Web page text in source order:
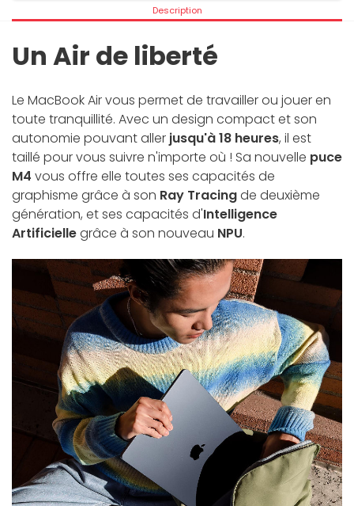
Description
Un Air de liberté
Le MacBook Air vous permet de travailler ou jouer en
toute tranquillité. Avec un design compact et son
autonomie pouvant aller jusqu'à 18 heures, il est
taillé pour vous suivre n'importe où ! Sa nouvelle puce
M4 vous offre elle toutes ses capacités de
graphisme grâce à son Ray Tracingde deuxième
génération, et ses capacités d'Intelligence
Artificiellegrâce à son nouveau NPU.